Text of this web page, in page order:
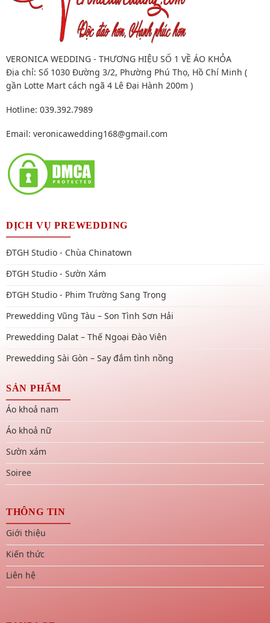
VERONICA WEDDING - THƯƠNG HIỆU SỐ 1 VỀ ÁO KHỎA
Địa chỉ: Số 1030 Đường 3/2, Phường Phú Thọ, Hồ Chí Minh (
gần Lotte Mart cách ngã 4 Lê Đại Hành 200m )
Hotline: 039.392.7989
Email: veronicawedding168@gmail.com
DỊCH VỤ PREWEDDING
ĐTGH Studio - Chùa Chinatown
ĐTGH Studio - Sườn Xám
ĐTGH Studio - Phim Trường Sang Trọng
Prewedding Vũng Tàu – Son Tình Sơn Hải
Prewedding Dalat – Thế Ngoại Đào Viên
Prewedding Sài Gòn – Say đắm tình nồng
SẢN PHẨM
Áo khoả nam
Áo khoả nữ
Sườn xám
Soiree
THÔNG TIN
Giới thiệu
Kiến thức
Liên hệ